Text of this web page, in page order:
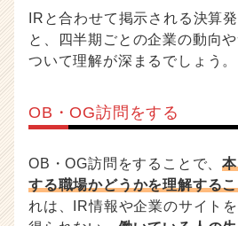
IRと合わせて掲示される決算
と、四半期ごとの企業の動向
ついて理解が深まるでしょう。
OB・OG訪問をする
OB・OG訪問をすることで、
する職場かどうかを理解する
れは、IR情報や企業のサイト